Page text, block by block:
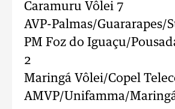
Caramuru Vôlei 7
AVP-Palmas/Guararapes/
PM Foz do Iguaçu/
2
Maringá Vôlei/Copel
AMVP/Unifamma/